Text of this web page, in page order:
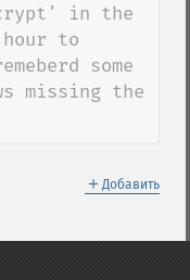
in the
hour to
some
missing the
＋ Добавить